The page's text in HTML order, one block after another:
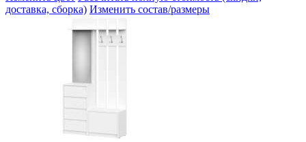
доставка, сборка) Изменить состав/размеры